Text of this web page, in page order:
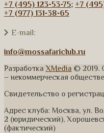
+7 (495) 123-53-75; +7
+7 (977) 131-38-65
E-mail:
info@mossafariclub.ru
Разработка XMedia © 2019.
– некоммерческая
Свидетельство о
Адрес клуба: Москва, ул.
2 (юридический),
(фактический)